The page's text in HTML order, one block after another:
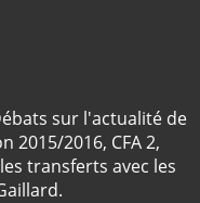
sur l'actualité de
2015/2016, CFA 2,
transferts avec les